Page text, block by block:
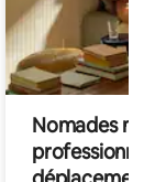
Nomades